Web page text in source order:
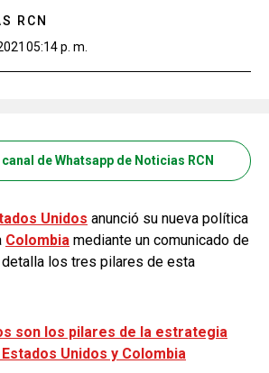
RCN
05:14 p. m.
de Whatsapp de Noticias RCN
Unidos anunció su nueva política
Colombia mediante un comunicado de
detalla los tres pilares de esta
son los pilares de la estrategia
Unidos y Colombia